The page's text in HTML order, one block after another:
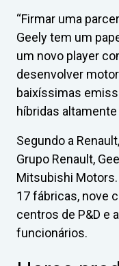
“Firmar uma
Geely tem um
um novo player
desenvolver
baixíssimas
híbridas
Segundo a
Grupo Renault,
Mitsubishi
17 fábricas, nove
centros de P&D e
funcionários.